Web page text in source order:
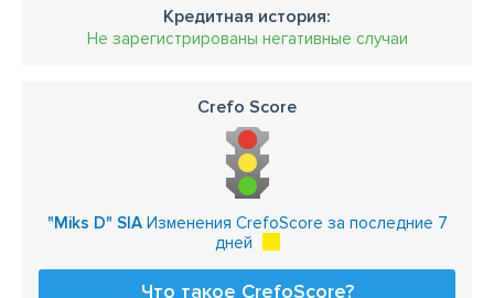
Кредитная история:
Не зарегистрированы негативные случаи
Crefo Score
"Miks D" SIAИзменения CrefoScore за последние 7
дней
Что такое CrefoScore?